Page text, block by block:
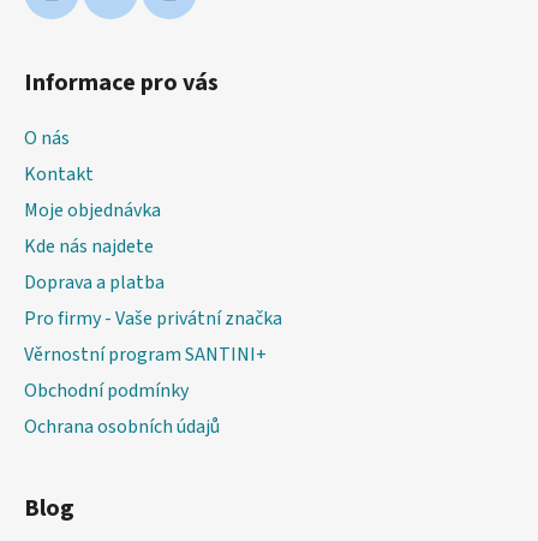
Informace pro vás
O nás
Kontakt
Moje objednávka
Kde nás najdete
Doprava a platba
Pro firmy - Vaše privátní značka
Věrnostní program SANTINI+
Obchodní podmínky
Ochrana osobních údajů
Blog